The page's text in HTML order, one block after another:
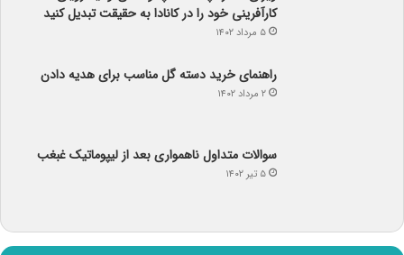
راهنمای خرید دسته گل مناسب برای هدیه دادن
۲ مرداد ۱۴۰۲
سوالات متداول ناهمواری بعد از لیپوماتیک غبغب
۵ تیر ۱۴۰۲